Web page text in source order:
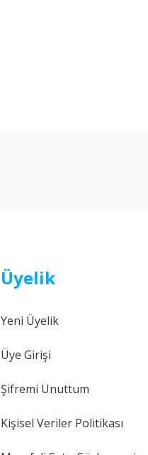
Üyelik
Yeni Üyelik
Üye Girişi
Şifremi Unuttum
Kişisel Veriler Politikası